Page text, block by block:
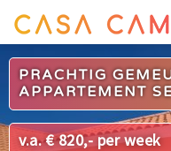
PRIJZEN
PRACHTIG
APPARTEMENT
v.a. € 820,- per week